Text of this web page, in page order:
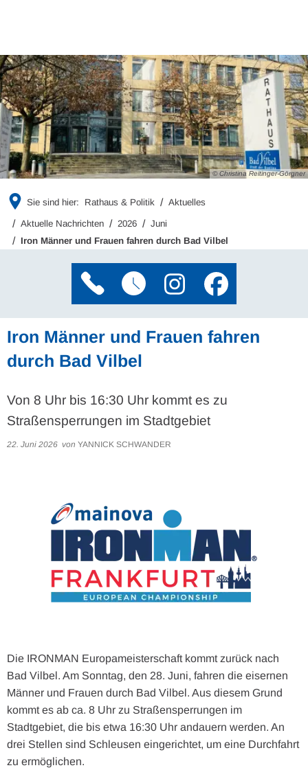
© Christina Reitinger-Görgner
Sie sind hier: Rathaus & Politik Aktuelles
Aktuelle Nachrichten 2026
Juni
Iron Männer und Frauen fahren durch Bad Vilbel
Iron Männer und Frauen fahren
durch Bad Vilbel
Von 8 Uhr bis 16:30 Uhr kommt es zu
Straßensperrungen im Stadtgebiet
22. Juni 2026 von YANNICK SCHWANDER
Die IRONMAN Europameisterschaft kommt zurück nach
Bad Vilbel. Am Sonntag, den 28. Juni, fahren die eisernen
Männer und Frauen durch Bad Vilbel. Aus diesem Grund
kommt es ab ca. 8 Uhr zu Straßensperrungen im
Stadtgebiet, die bis etwa 16:30 Uhr andauern werden. An
drei Stellen sind Schleusen eingerichtet, um eine Durchfahrt
zu ermöglichen.